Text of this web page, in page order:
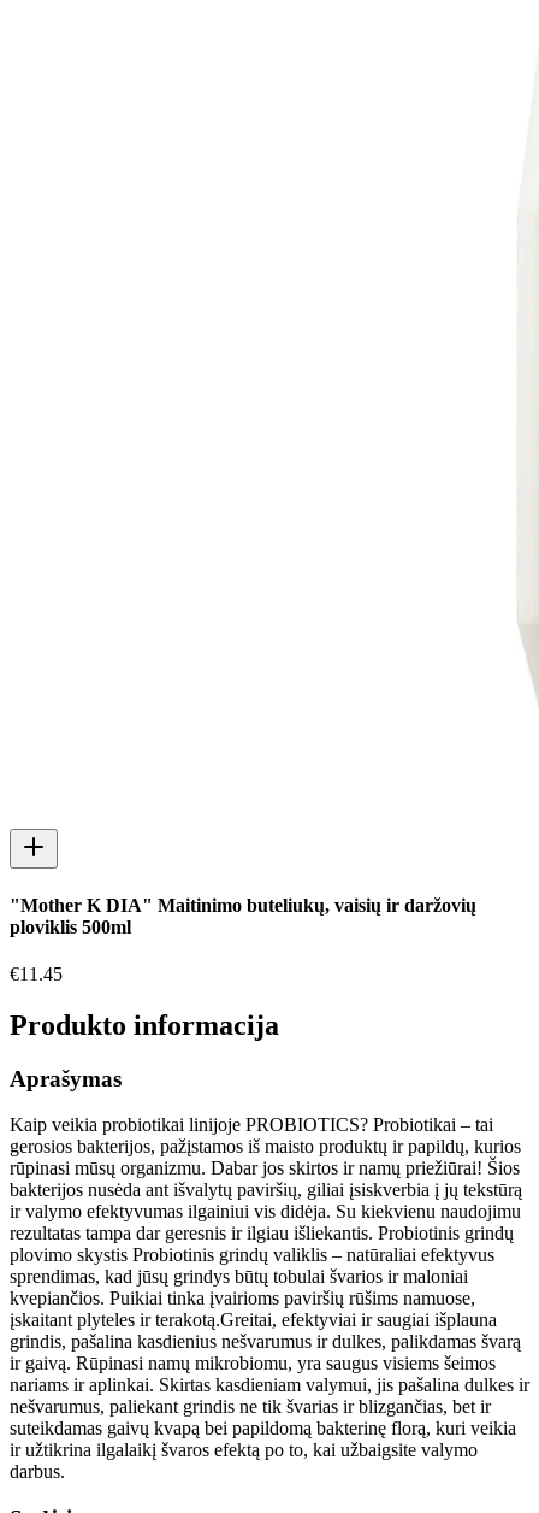
"Mother K DIA" Maitinimo buteliukų, vaisių ir daržovių
ploviklis 500ml
€11.45
Produkto informacija
Aprašymas
Kaip veikia probiotikai linijoje PROBIOTICS? Probiotikai – tai
gerosios bakterijos, pažįstamos iš maisto produktų ir papildų, kurios
rūpinasi mūsų organizmu. Dabar jos skirtos ir namų priežiūrai! Šios
bakterijos nusėda ant išvalytų paviršių, giliai įsiskverbia į jų tekstūrą
ir valymo efektyvumas ilgainiui vis didėja. Su kiekvienu naudojimu
rezultatas tampa dar geresnis ir ilgiau išliekantis. Probiotinis grindų
plovimo skystis Probiotinis grindų valiklis – natūraliai efektyvus
sprendimas, kad jūsų grindys būtų tobulai švarios ir maloniai
kvepiančios. Puikiai tinka įvairioms paviršių rūšims namuose,
įskaitant plyteles ir terakotą.Greitai, efektyviai ir saugiai išplauna
grindis, pašalina kasdienius nešvarumus ir dulkes, palikdamas švarą
ir gaivą. Rūpinasi namų mikrobiomu, yra saugus visiems šeimos
nariams ir aplinkai. Skirtas kasdieniam valymui, jis pašalina dulkes ir
nešvarumus, paliekant grindis ne tik švarias ir blizgančias, bet ir
suteikdamas gaivų kvapą bei papildomą bakterinę florą, kuri veikia
ir užtikrina ilgalaikį švaros efektą po to, kai užbaigsite valymo
darbus.